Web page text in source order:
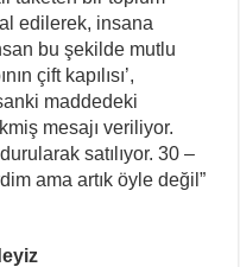
edilerek, insana
bu şekilde mutlu
çift kapılısı’,
maddedeki
mesajı veriliyor.
satılıyor. 30 –
ama artık öyle değil”